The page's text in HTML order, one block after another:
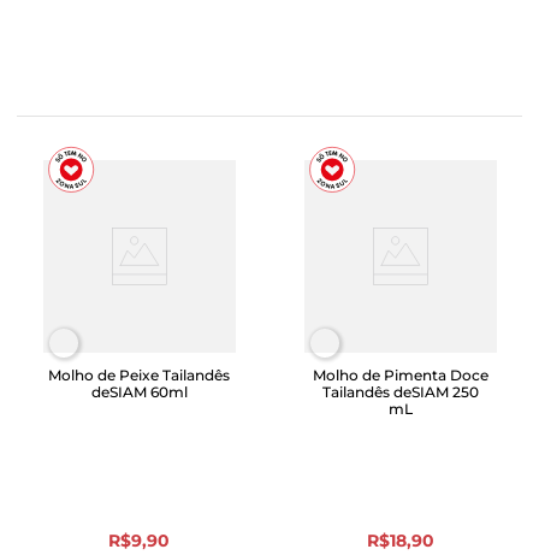
Molho de Peixe Tailandês
deSIAM 60ml
R$9,90
Molho de Pimenta Doce
Tailandês deSIAM 250
mL
R$18,90